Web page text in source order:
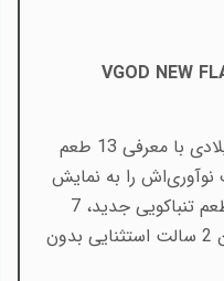
VGOD NEW
کمپانی ویگاد در اواخر سال 2025 میلادی با معرفی 13 طعم
را به نمایش
گذاشت. این مجموعه تازه شامل 4 طعم تنباکویی جدید، 7
طعم میکس میوه‌ای یخ‌دار و همچنین 2 سالت استثنایی بدون